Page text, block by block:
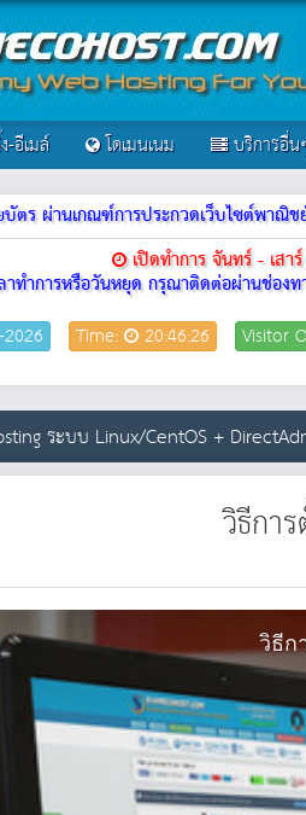
-อีเมล์ โดเมนเนม บริการอื่น
บัตร ผ่านเกณฑ์การประกวดเว็บไซต์พา
เปิดทำการ จันทร์ - เสา
าทำการหรือวันหยุด กรุณาติดต่อผ่านช่องท
Time: 20:46:26 Visitor
ระบบ Linux/CentOS +
วิธีกา
วิธีก